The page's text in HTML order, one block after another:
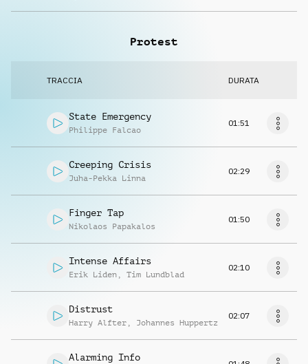
Protest
TRACCIA DURATA
State Emergency
Philippe Falcao
01:51
Creeping Crisis
Juha-Pekka Linna
02:29
Finger Tap
Nikolaos Papakalos
01:50
Intense Affairs
Erik Liden , Tim Lundblad
02:10
Distrust
Harry Alfter , Johannes Huppertz
02:07
Alarming Info